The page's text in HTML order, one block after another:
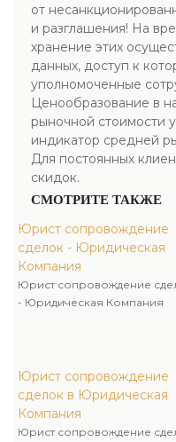
от
и разглашения! На
хранение этих
данных, доступ к
уполномоченные
Ценообразование в
рыночной стоимости
индикатор средней
Для постоянных
скидок.
СМОТРИТЕ ТАКЖЕ
Юрист сопровождение
сделок - Юридическая
Компания
Юрист сопровождение
- Юридическая Компания
Юрист сопровождение
сделок в Юридическая
Компания
Юрист сопровождение